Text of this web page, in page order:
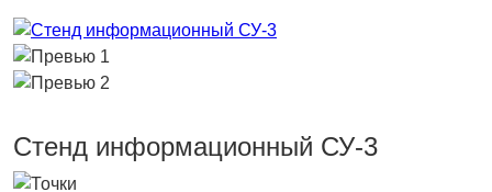
Previous
Стенд информационный СУ-3